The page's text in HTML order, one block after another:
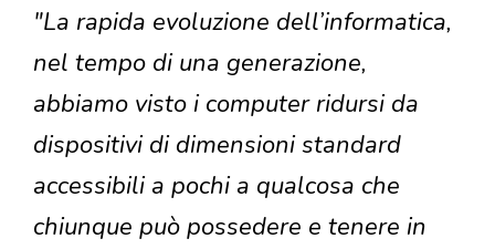
"La rapida evoluzione dell’informatica,
nel tempo di una generazione,
abbiamo visto i computer ridursi da
dispositivi di dimensioni standard
accessibili a pochi a qualcosa che
chiunque può possedere e tenere in